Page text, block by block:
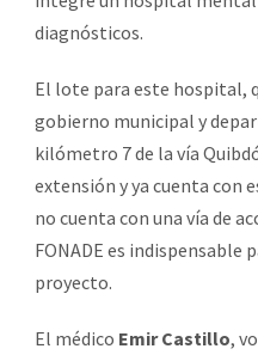
diagnósticos.
El lote para este hospital,
gobierno municipal y
kilómetro 7 de la vía
extensión y ya cuenta con
no cuenta con una vía de
FONADE es indispensable
proyecto.
El médico Emir Castillo,